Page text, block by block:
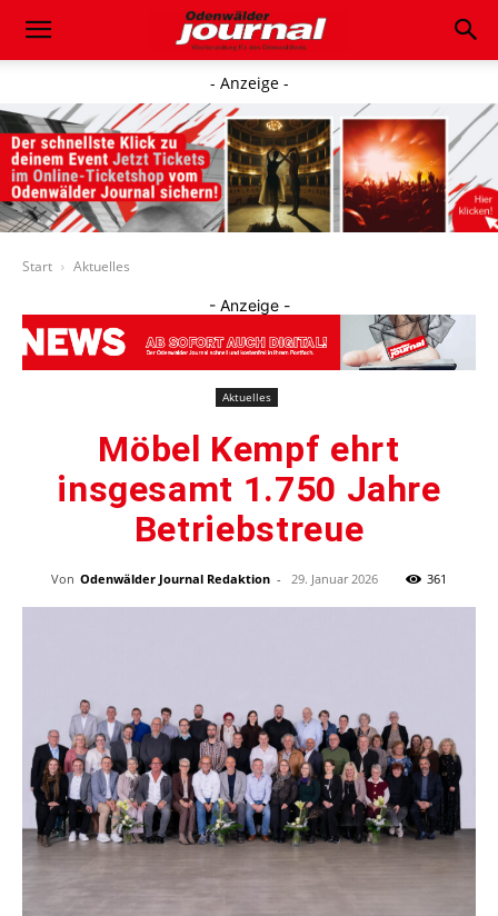
- Anzeige -
Start Aktuelles
- Anzeige -
Aktuelles
Möbel Kempf ehrt
insgesamt 1.750 Jahre
Betriebstreue
Von Odenwälder Journal Redaktion - 29. Januar 2026 361